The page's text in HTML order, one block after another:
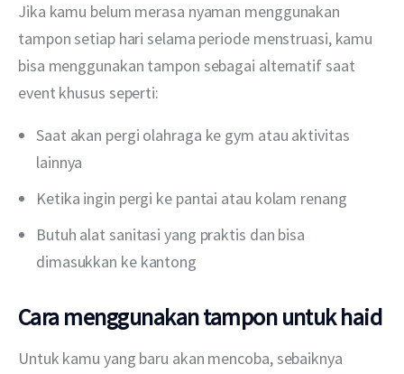
Jika kamu belum merasa nyaman menggunakan
tampon setiap hari selama periode menstruasi, kamu
bisa menggunakan tampon sebagai alternatif saat
event khusus seperti:
Saat akan pergi olahraga ke gym atau aktivitas
lainnya
Ketika ingin pergi ke pantai atau kolam renang
Butuh alat sanitasi yang praktis dan bisa
dimasukkan ke kantong
Cara menggunakan tampon untuk haid
Untuk kamu yang baru akan mencoba, sebaiknya